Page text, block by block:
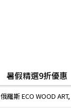
暑假精選9折優惠
俄羅斯 ECO WOOD ART,